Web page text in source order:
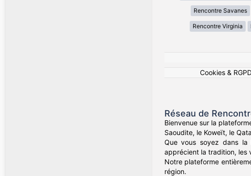
Rencontre Savanes
Rencontre Virginia
Cookies &
Réseau de
Bienvenue sur la
Saoudite, le Koweït, le
Que vous soyez dans la
apprécient la tradition, les
Notre plateforme
région.